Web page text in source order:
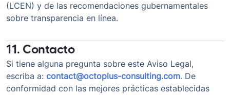
(LCEN) y de las recomendaciones gubernamentales
sobre transparencia en línea.
11. Contacto
Si tiene alguna pregunta sobre este Aviso Legal,
escriba a: contact@octoplus-consulting.com. De
conformidad con las mejores prácticas establecidas